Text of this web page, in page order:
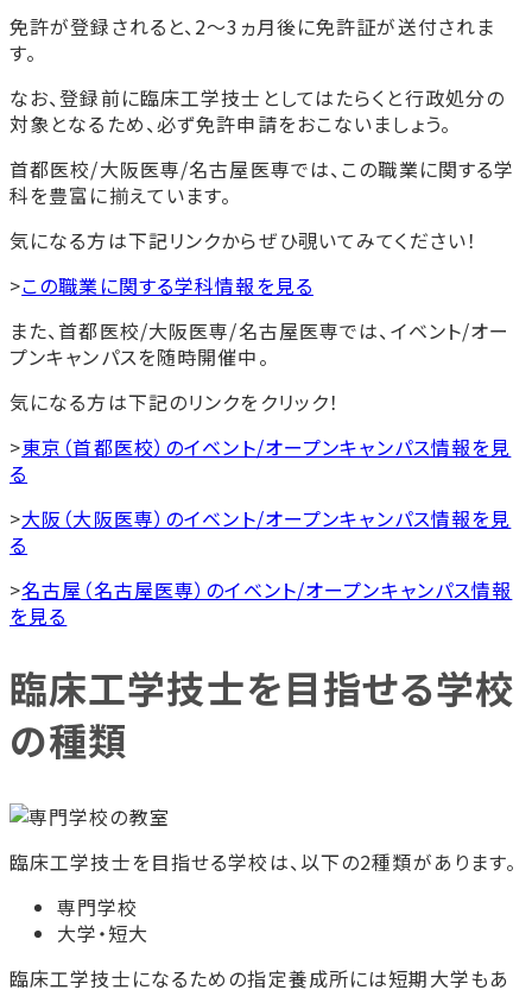
免許が登録されると、2〜3ヵ月後に免許証が送付されま
す。
なお、登録前に臨床工学技士としてはたらくと行政処分の
対象となるため、必ず免許申請をおこないましょう。
首都医校/大阪医専/名古屋医専では、この職業に関する学
科を豊富に揃えています。
気になる方は下記リンクからぜひ覗いてみてください！
>この職業に関する学科情報を見る
また、首都医校/大阪医専/名古屋医専では、イベント/オー
プンキャンパスを随時開催中。
気になる方は下記のリンクをクリック！
>東京（首都医校）のイベント/オープンキャンパス情報を見
る
>大阪（大阪医専）のイベント/オープンキャンパス情報を見
る
>名古屋（名古屋医専）のイベント/オープンキャンパス情報
を見る
臨床工学技士を目指せる学校
の種類
臨床工学技士を目指せる学校は、以下の2種類があります。
専門学校
大学・短大
臨床工学技士になるための指定養成所には短期大学もあ